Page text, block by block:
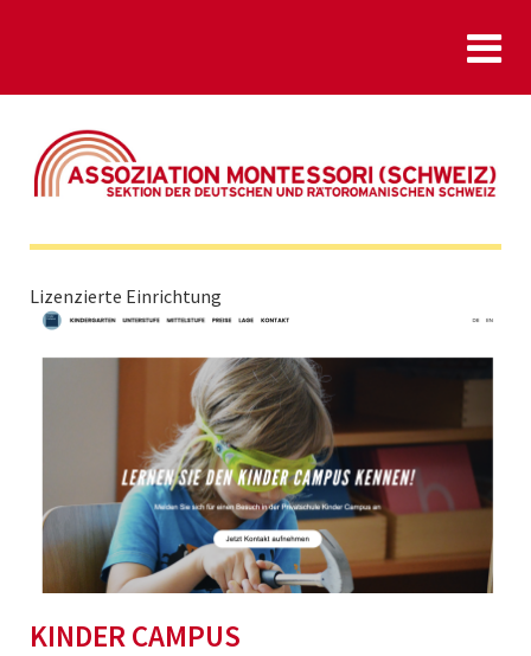
Lizenzierte Einrichtung
KINDER CAMPUS